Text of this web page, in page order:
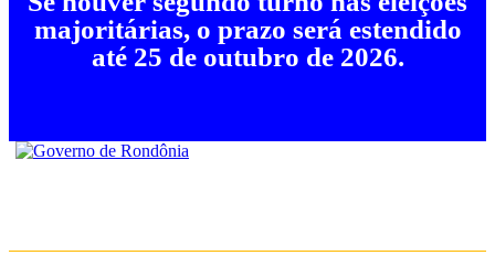
majoritárias, o prazo será estendido
até 25 de outubro de 2026.